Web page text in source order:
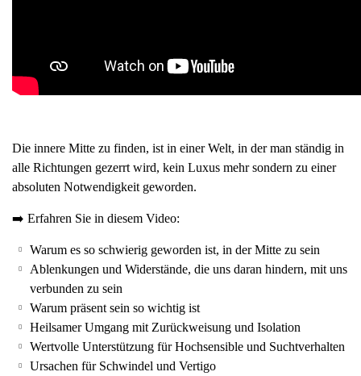
Die innere Mitte zu finden, ist in einer Welt, in der man ständig in
alle Richtungen gezerrt wird, kein Luxus mehr sondern zu einer
absoluten Notwendigkeit geworden.
➡️ Erfahren Sie in diesem Video:
Warum es so schwierig geworden ist, in der Mitte zu sein
Ablenkungen und Widerstände, die uns daran hindern, mit uns
verbunden zu sein
Warum präsent sein so wichtig ist
Heilsamer Umgang mit Zurückweisung und Isolation
Wertvolle Unterstützung für Hochsensible und Suchtverhalten
Ursachen für Schwindel und Vertigo